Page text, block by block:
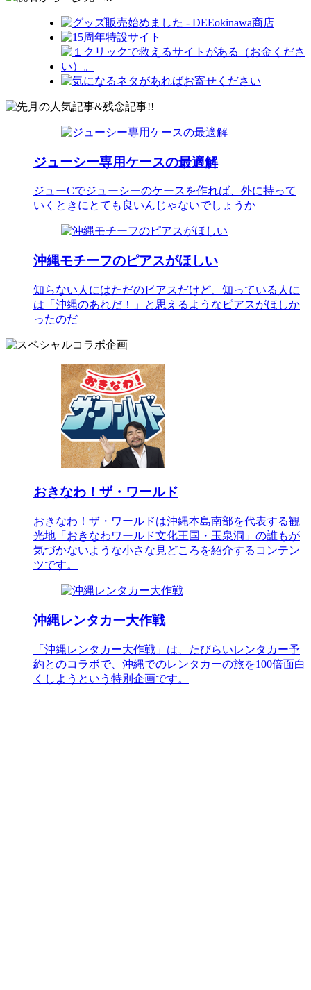
ジューシー専用ケースの最適解
ジューCでジューシーのケースを作れば、外に持って
いくときにとても良いんじゃないでしょうか
沖縄モチーフのピアスがほしい
知らない人にはただのピアスだけど、知っている人に
は「沖縄のあれだ！」と思えるようなピアスがほしか
ったのだ
おきなわ！ザ・ワールド
おきなわ！ザ・ワールドは沖縄本島南部を代表する観
光地「おきなわワールド文化王国・玉泉洞」の誰もが
気づかないような小さな見どころを紹介するコンテン
ツです。
沖縄レンタカー大作戦
「沖縄レンタカー大作戦」は、たびらいレンタカー予
約とのコラボで、沖縄でのレンタカーの旅を100倍面白
くしようという特別企画です。